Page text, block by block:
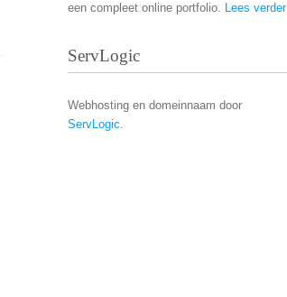
een compleet online portfolio. Lees verder
ServLogic
Webhosting en domeinnaam door
ServLogic.